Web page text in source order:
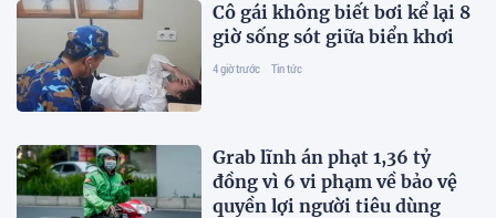
Cô gái không biết bơi kể lại 8
giờ sống sót giữa biển khơi
4 giờ trước Tin tức
Grab lĩnh án phạt 1,36 tỷ
đồng vì 6 vi phạm về bảo vệ
quyền lợi người tiêu dùng